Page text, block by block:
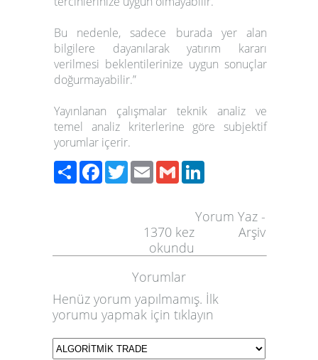
Bu nedenle, sadece burada yer alan
bilgilere dayanılarak yatırım kararı
verilmesi beklentilerinize uygun sonuçlar
doğurmayabilir.”
Yayınlanan çalışmalar teknik analiz ve
temel analiz kriterlerine göre subjektif
yorumlar içerir.
PaylaşFacebook
TwitterEmailGmail
Yorum Yaz -
Arşiv
1370 kez
okundu
Yorumlar
Henüz yorum yapılmamış. İlk
yorumu yapmak için tıklayın